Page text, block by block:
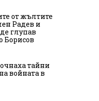
от жълтите
Радев и
глупав
Борисов
тайни
войната в